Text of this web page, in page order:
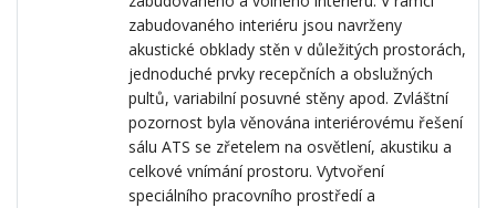
zabudovaného interiéru jsou navrženy
akustické obklady stěn v důležitých prostorách,
jednoduché prvky recepčních a obslužných
pultů, variabilní posuvné stěny apod. Zvláštní
pozornost byla věnována interiérovému řešení
sálu ATS se zřetelem na osvětlení, akustiku a
celkové vnímání prostoru. Vytvoření
speciálního pracovního prostředí a